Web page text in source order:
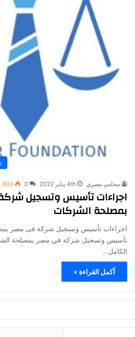
محامي مصري 4th يناير 2022 0
602
اجراءات تأسيس وتسجيل
بمصلحة الشركات
اجراءات تأسيس وتسجيل شركة فى مصر
تأسيس وتسجيل شركة في مصر بمصلحة
الكامل…
أكمل القراءة »